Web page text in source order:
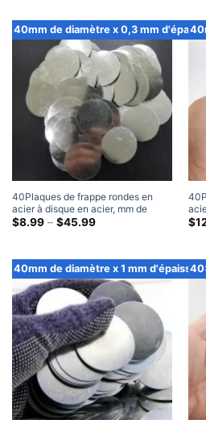
à
travers
$68.99
40mm de diamètre x 0,3 mm
40Plaques de frappe rondes en
acier à disque en acier, mm de
diamètre x 0,3 mm d'épaisseur
$8.99 – $45.99Gamme
à
travers
$45.99
$
40mm de diamètre x 1 mm